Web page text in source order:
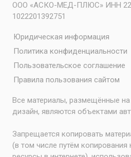
ООО «АСКО-МЕД-ПЛЮС» ИНН
1022201392751
Юридическая информация
Политика конфиденциальности
Пользовательское соглашение
Правила пользования сайтом
Все материалы, размещённые на
дизайн, являются объектами
Запрещается копировать
(в том числе путём копирования